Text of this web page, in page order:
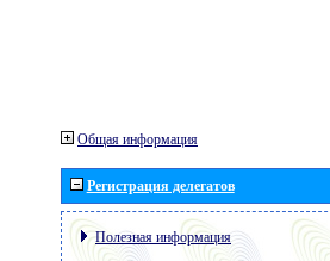
Общая информация
Регистрация делегатов
Полезная информация